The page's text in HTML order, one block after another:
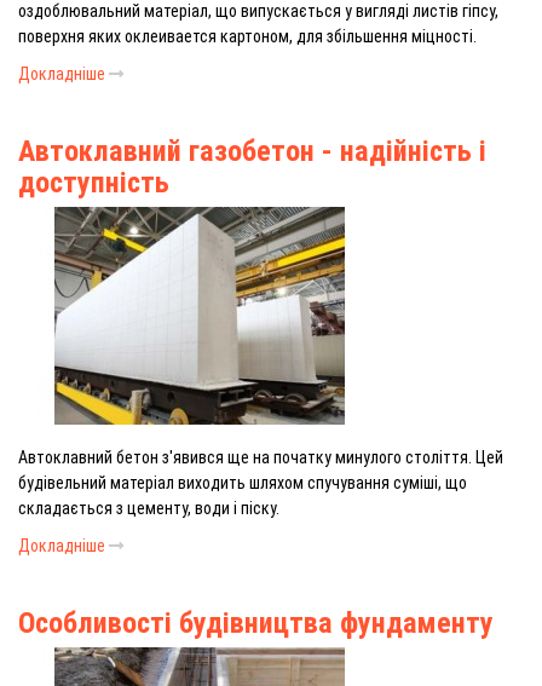
оздоблювальний матеріал, що випускається у вигляді листів гіпсу,
поверхня яких оклеивается картоном, для збільшення міцності.
Докладніше
Автоклавний газобетон - надійність і
доступність
Автоклавний бетон з'явився ще на початку минулого століття. Цей
будівельний матеріал виходить шляхом спучування суміші, що
складається з цементу, води і піску.
Докладніше
Особливості будівництва фундаменту